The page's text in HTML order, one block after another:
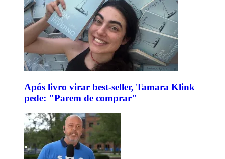
Após livro virar best-seller, Tamara Klink
pede: "Parem de comprar"